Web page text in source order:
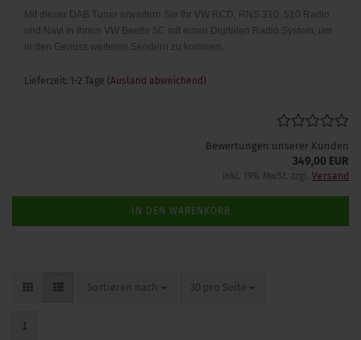
Mit dieser DAB Tuner erweitern Sie Ihr VW RCD, RNS 310, 510 Radio
und Navi in Ihrem VW Beetle 5C mit einen Digitalen Radio System, um
in den Genuss weiteren Sendern zu kommen.
Lieferzeit: 1-2 Tage (Ausland abweichend)
Bewertungen unserer Kunden
349,00 EUR
inkl. 19% MwSt. zzgl. Versand
IN DEN WARENKORB
Sortieren nach
Sortieren nach 30 pro Seite
pro Seite
1